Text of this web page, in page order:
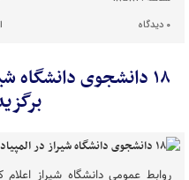
۰ دیدگاه
۱۸ دانشجوی دانشگاه